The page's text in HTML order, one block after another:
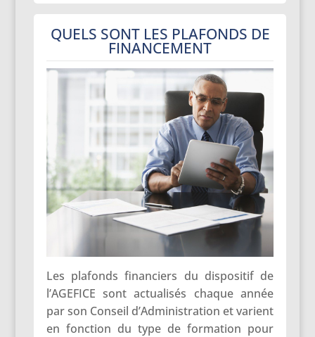
QUELS SONT LES PLAFONDS DE
FINANCEMENT
Les plafonds financiers du dispositif de
l’AGEFICE sont actualisés chaque année
par son Conseil d’Administration et varient
en fonction du type de formation pour